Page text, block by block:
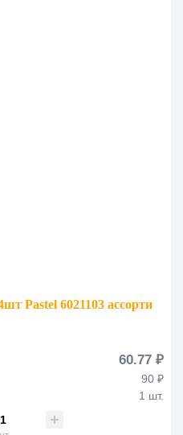
Pastel 6021103 ассорти
60.77 ₽
90 ₽
1 шт.